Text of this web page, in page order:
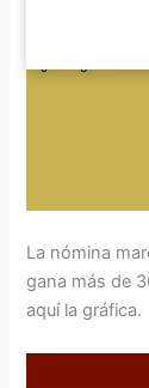
La nómina
gana más de
aquí la gráfica.